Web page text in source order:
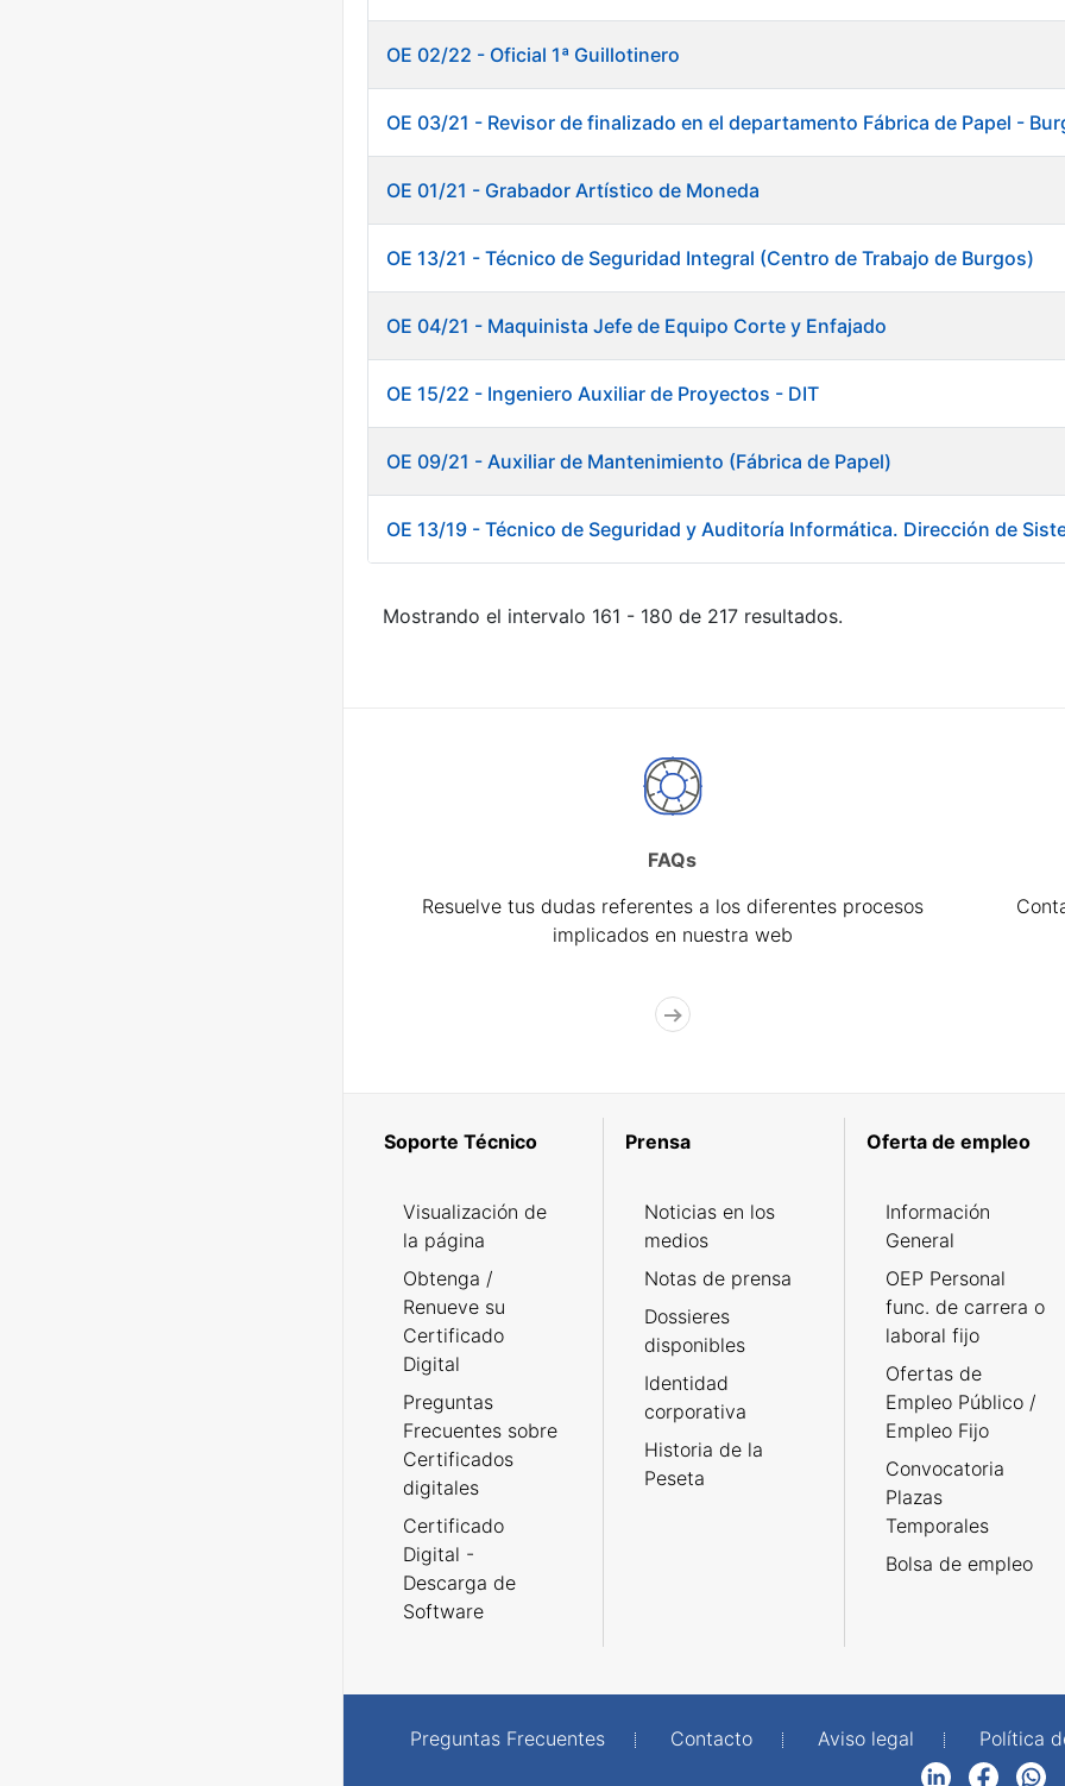
OE 02/22 - Oficial 1ª Guillotinero
OE 03/21 - Revisor de finalizado en el departamento Fábrica de Papel -
OE 01/21 - Grabador Artístico de Moneda
OE 13/21 - Técnico de Seguridad Integral (Centro de Trabajo de Burgos)
OE 04/21 - Maquinista Jefe de Equipo Corte y Enfajado
OE 15/22 - Ingeniero Auxiliar de Proyectos - DIT
OE 09/21 - Auxiliar de Mantenimiento (Fábrica de Papel)
OE 13/19 - Técnico de Seguridad y Auditoría Informática. Dirección de
Mostrando el intervalo 161 - 180 de 217 resultados.
FAQs
Resuelve tus dudas referentes a los diferentes procesos
implicados en nuestra web
Soporte Técnico
Visualización de
la página
Obtenga /
Renueve su
Certificado
Digital
Preguntas
Frecuentes sobre
Certificados
digitales
Certificado
Digital -
Descarga de
Software
Prensa
Noticias en los
medios
Notas de prensa
Dossieres
disponibles
Identidad
corporativa
Historia de la
Peseta
Oferta de empleo
Información
General
OEP Personal
func. de carrera o
laboral fijo
Ofertas de
Empleo Público /
Empleo Fijo
Convocatoria
Plazas
Temporales
Bolsa de empleo
Preguntas Frecuentes Contacto Aviso legal Política
FacebookWhatsApp